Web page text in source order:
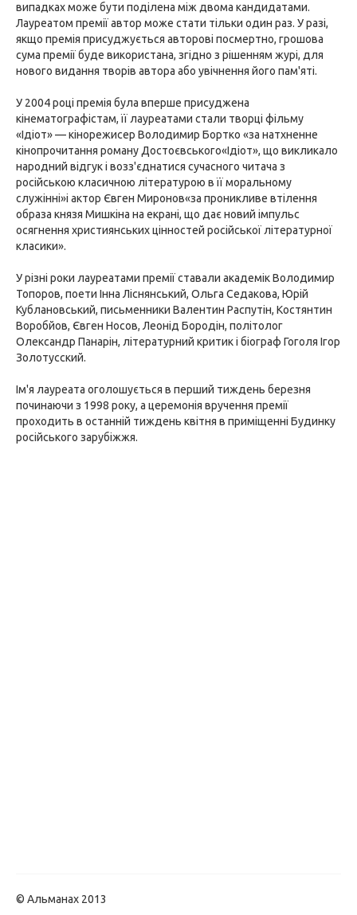
випадках може бути поділена між двома кандидатами.
Лауреатом премії автор може стати тільки один раз. У разі,
якщо премія присуджується авторові посмертно, грошова
сума премії буде використана, згідно з рішенням журі, для
нового видання творів автора або увічнення його пам'яті.
У 2004 році премія була вперше присуджена
кінематографістам, її лауреатами стали творці фільму
«Ідіот» — кінорежисер Володимир Бортко «за натхненне
кінопрочитання роману Достоєвського«Ідіот», що викликало
народний відгук і возз'єднатися сучасного читача з
російською класичною літературою в її моральному
служінні»і актор Євген Миронов«за проникливе втілення
образа князя Мишкіна на екрані, що дає новий імпульс
осягнення християнських цінностей російської літературної
класики».
У різні роки лауреатами премії ставали академік Володимир
Топоров, поети Інна Ліснянський, Ольга Седакова, Юрій
Кублановський, письменники Валентин Распутін, Костянтин
Воробйов, Євген Носов, Леонід Бородін, політолог
Олександр Панарін, літературний критик і біограф Гоголя Ігор
Золотусский.
Ім'я лауреата оголошується в перший тиждень березня
починаючи з 1998 року, а церемонія вручення премії
проходить в останній тиждень квітня в приміщенні Будинку
російського зарубіжжя.
© Альманах 2013